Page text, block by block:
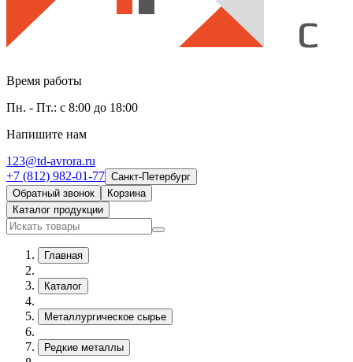
Время работы
Пн. - Пт.: с 8:00 до 18:00
Напишите нам
123@td-avrora.ru
+7 (812) 982-01-77 Санкт-Петербург
Обратный звонок
Корзина
Каталог продукции
Главная
Каталог
Металлургическое сырье
Редкие металлы